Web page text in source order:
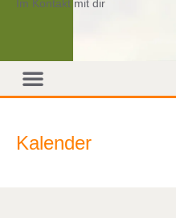
Im Kontakt mit dir
Kalender